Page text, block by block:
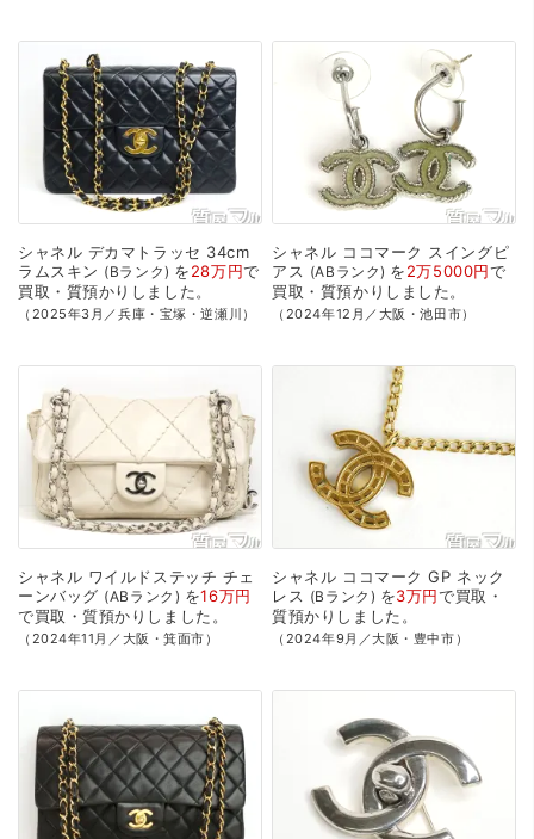
シャネル デカマトラッセ 34cm
ラムスキン
Bランク を28万円で
買取・質預かり しました。
（2025年3月／兵庫・宝塚・逆瀬川）
シャネル ココマーク スイングピ
アス
ABランク を2万5000円で
買取・質預かり しました。
（2024年12月／大阪・池田市）
シャネル ワイルドステッチ チェ
ーンバッグ
ABランク を16万円
で買取・質預かり しました。
（2024年11月／大阪・箕面市）
シャネル ココマーク GP ネック
レス
Bランク を3万円で買取・
質預かり しました。
（2024年9月／大阪・豊中市）